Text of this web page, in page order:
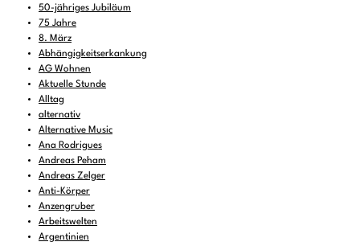
50-jähriges Jubiläum
75 Jahre
8. März
Abhängigkeitserkankung
AG Wohnen
Aktuelle Stunde
Alltag
alternativ
Alternative Music
Ana Rodrigues
Andreas Peham
Andreas Zelger
Anti-Körper
Anzengruber
Arbeitswelten
Argentinien